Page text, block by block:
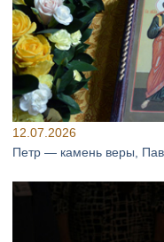
12.07.2026
Петр — камень веры,